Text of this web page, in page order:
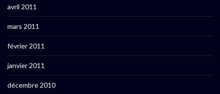
avril 2011
mars 2011
février 2011
janvier 2011
décembre 2010